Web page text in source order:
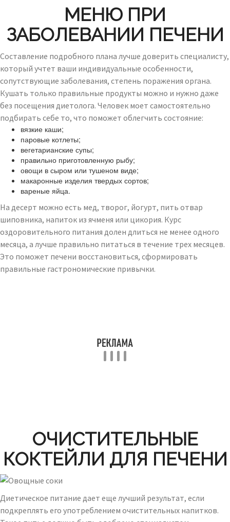
МЕНЮ ПРИ
ЗАБОЛЕВАНИИ ПЕЧЕНИ
Составление подробного плана лучше доверить специалисту,
который учтет ваши индивидуальные особенности,
сопутствующие заболевания, степень поражения органа.
Кушать только правильные продукты можно и нужно даже
без посещения диетолога. Человек моет самостоятельно
подбирать себе то, что поможет облегчить состояние:
вязкие каши;
паровые котлеты;
вегетарианские супы;
правильно приготовленную рыбу;
овощи в сыром или тушеном виде;
макаронные изделия твердых сортов;
вареные яйца.
На десерт можно есть мед, творог, йогурт, пить отвар
шиповника, напиток из ячменя или цикория. Курс
оздоровительного питания долен длиться не менее одного
месяца, а лучше правильно питаться в течение трех месяцев.
Это поможет печени восстановиться, сформировать
правильные гастрономические привычки.
ОЧИСТИТЕЛЬНЫЕ
КОКТЕЙЛИ ДЛЯ ПЕЧЕНИ
Диетическое питание дает еще лучший результат, если
подкреплять его употреблением очистительных напитков.